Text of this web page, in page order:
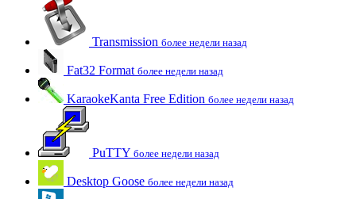
Transmission более недели назад
Fat32 Format более недели назад
KaraokeKanta Free Edition более недели назад
PuTTY более недели назад
Desktop Goose более недели назад